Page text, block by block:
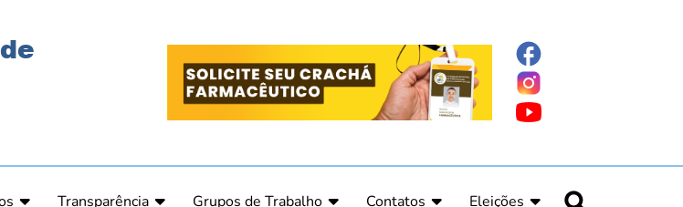
Transparência
Grupos de Trabalho
Contatos
Eleições